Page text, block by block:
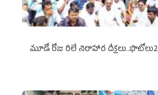
మూడో రోజు రిలే నిరాహార దీక్షలు..ఫొటోలు2